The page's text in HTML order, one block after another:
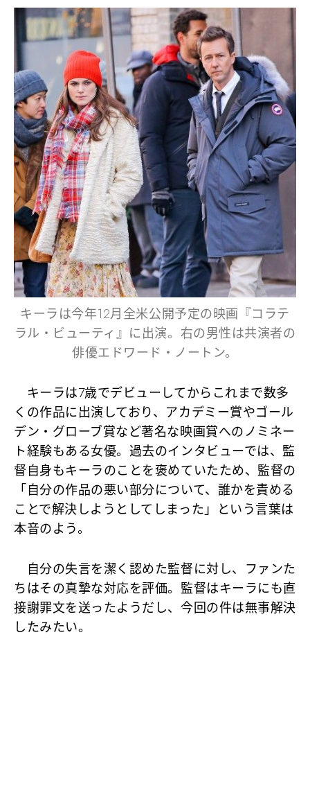
キーラは今年12月全米公開予定の映画『コラテ
ラル・ビューティ』に出演。右の男性は共演者の
俳優エドワード・ノートン。
キーラは7歳でデビューしてからこれまで数多
くの作品に出演しており、アカデミー賞やゴール
デン・グローブ賞など著名な映画賞へのノミネー
ト経験もある女優。過去のインタビューでは、監
督自身もキーラのことを褒めていたため、監督の
「自分の作品の悪い部分について、誰かを責める
ことで解決しようとしてしまった」という言葉は
本音のよう。
自分の失言を潔く認めた監督に対し、ファンた
ちはその真摯な対応を評価。監督はキーラにも直
接謝罪文を送ったようだし、今回の件は無事解決
したみたい。